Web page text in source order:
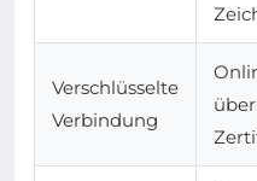
Verschlüsselte
Verbindung